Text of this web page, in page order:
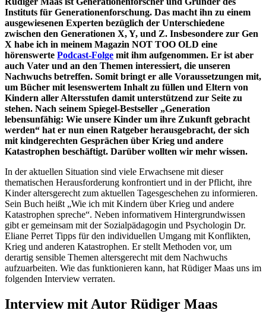
Instituts für Generationenforschung. Das macht ihn zu einem
ausgewiesenen Experten bezüglich der Unterschiedene
zwischen den Generationen X, Y, und Z. Insbesondere zur Gen
X habe ich in meinem Magazin NOT TOO OLD eine
hörenswerte Podcast-Folge mit ihm aufgenommen. Er ist aber
auch Vater und an den Themen interessiert, die unseren
Nachwuchs betreffen. Somit bringt er alle Voraussetzungen mit,
um Bücher mit lesenswertem Inhalt zu füllen und Eltern von
Kindern aller Altersstufen damit unterstützend zur Seite zu
stehen. Nach seinem Spiegel-Bestseller „Generation
lebensunfähig: Wie unsere Kinder um ihre Zukunft gebracht
werden“ hat er nun einen Ratgeber herausgebracht, der sich
mit kindgerechten Gesprächen über Krieg und andere
Katastrophen beschäftigt. Darüber wollten wir mehr wissen.
In der aktuellen Situation sind viele Erwachsene mit dieser
thematischen Herausforderung konfrontiert und in der Pflicht, ihre
Kinder altersgerecht zum aktuellen Tagesgeschehen zu informieren.
Sein Buch heißt „Wie ich mit Kindern über Krieg und andere
Katastrophen spreche“. Neben informativem Hintergrundwissen
gibt er gemeinsam mit der Sozialpädagogin und Psychologin Dr.
Eliane Perret Tipps für den individuellen Umgang mit Konflikten,
Krieg und anderen Katastrophen. Er stellt Methoden vor, um
derartig sensible Themen altersgerecht mit dem Nachwuchs
aufzuarbeiten. Wie das funktionieren kann, hat Rüdiger Maas uns im
folgenden Interview verraten.
Interview mit Autor Rüdiger Maas